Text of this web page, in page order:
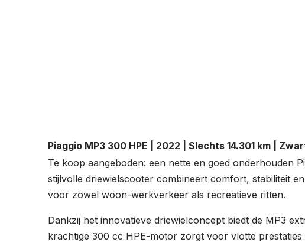
Piaggio MP3 300 HPE | 2022 | Slechts 14.301 km |
Te koop aangeboden: een nette en goed onderhouden
stijlvolle driewielscooter combineert comfort, stabiliteit
voor zowel woon-werkverkeer als recreatieve ritten.
Dankzij het innovatieve driewielconcept biedt de MP3
krachtige 300 cc HPE-motor zorgt voor vlotte